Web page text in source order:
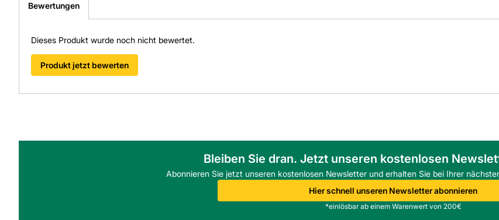
Bewertungen
Dieses Produkt wurde noch nicht bewertet.
Produkt jetzt bewerten
Bleiben Sie dran. Jetzt unseren kostenlosen
Abonnieren Sie jetzt unseren kostenlosen Newsletter und erhalten Sie bei Ihrer
Hier schnell unseren Newsletter abonnieren
*einlösbar ab einem Warenwert von 200€